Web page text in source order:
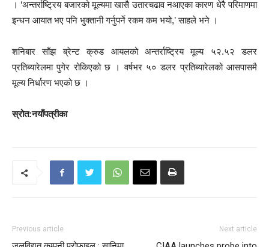
। ‘अन्तर्राष्ट्रिय बजारको मूल्यमा खासै उतारचढाव नआएका कारण धेरै परिमाणमा
इन्धन आयात भए पनि भुक्तानी गर्नुपर्ने रकम कम भयो,’ साहले भने ।
शनिबार साँझ ब्रेन्ट क्रुड आयलको अन्तर्राष्ट्रिय मूल्य ५२.५२ डलर
प्रतिब्यारेलमा पुगेर रोकिएको छ । वर्षभर ५० डलर प्रतिब्यारेलको आसपासमै
मूल्य निर्धारण भएको छ ।
स्रोत:नयाँपत्रीका
Previous article Next article